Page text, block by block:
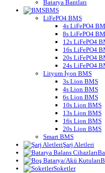
Batarya Bantları
BMS
LiFePO4 BMS
4s LiFePO4
8s LiFePO4
12s LiFePO4
16s LiFePO4
20s LiFePO4
24s LiFePO4
Lityum İyon BMS
3s Lion BMS
4s Lion BMS
6s Lion BMS
10s Lion BMS
13s Lion BMS
16s Lion BMS
20s Lion BMS
Smart BMS
Şarj Aletleri
Soketler